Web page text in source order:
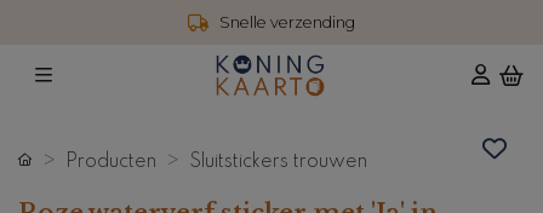
Snelle verzending
Producten Sluitstickers trouwen